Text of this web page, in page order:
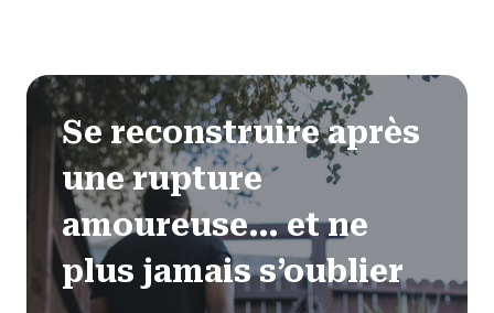
Se reconstruire après
une rupture
amoureuse… et ne
plus jamais s’oublier